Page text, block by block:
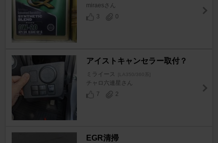
miraesさん
3
0
アイストキャンセラー取付？
ミライース [LA350/360系]
チャロ六連星さん
7
2
EGR清掃